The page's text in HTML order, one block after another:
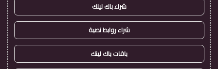
شراء باك لينك
شراء روابط نصية
باقات باك لينك